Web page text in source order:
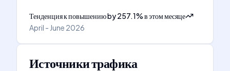
Тенденция к повышениюby257.1%в этом месяце
April - June 2026
Источники трафика